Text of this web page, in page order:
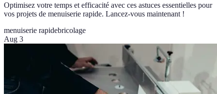
Optimisez votre temps et efficacité avec ces astuces essentielles pour
vos projets de menuiserie rapide. Lancez-vous maintenant !
menuiserie rapidebricolage
Aug 3